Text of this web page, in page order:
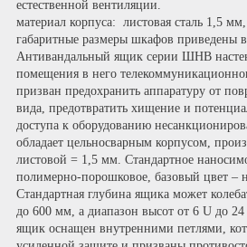
естественной вентиляции.
материал корпуса: листовая сталь 1,5
габаритные размеры шкафов приведены
Антивандальный ящик серии ШНВ
помещения в него
призван предохранить аппаратуру от
вида, предотвратить хищение и
доступа к оборудованию
обладает цельносварным корпусом,
листовой = 1,5 мм. Стандартное
полимерно-порошковое, базовый цвет –
Стандартная глубина ящика может
до 600 мм, а диапазон высот от 6 U до
ящик оснащен внутренними петлями,